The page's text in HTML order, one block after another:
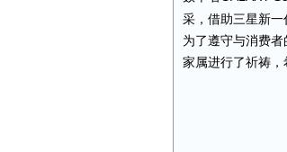
采，借助三星新一
为了遵守与消费
家属进行了祈祷，